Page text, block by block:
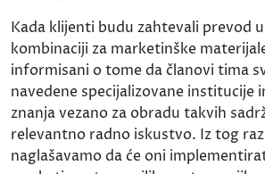
Kada klijenti budu zahtevali prevod
kombinaciji za marketinške
informisani o tome da članovi tima
navedene specijalizovane institucije
znanja vezano za obradu takvih
relevantno radno iskustvo. Iz tog
naglašavamo da će oni